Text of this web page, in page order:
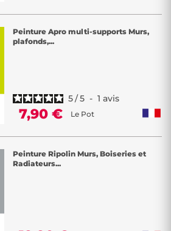
Peinture Apro multi-supports Murs,
plafonds,...
5/5 - 1 avis
7,90 € Le Pot
Peinture Ripolin Murs, Boiseries et
Radiateurs...